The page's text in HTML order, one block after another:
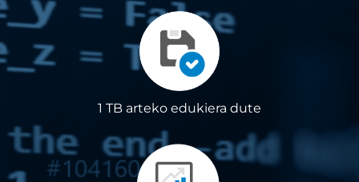
1 TB arteko edukiera dute